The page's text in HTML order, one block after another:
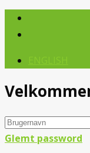
Glemt password